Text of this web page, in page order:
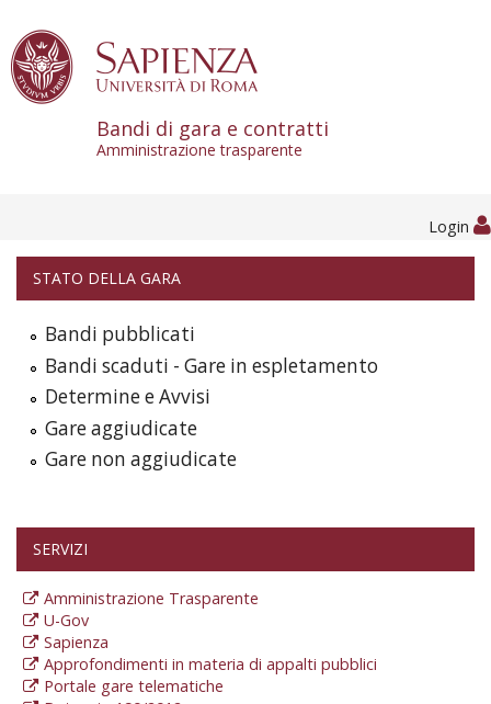
Bandi di gara e contratti
Amministrazione trasparente
Login
STATO DELLA GARA
Bandi pubblicati
Bandi scaduti - Gare in espletamento
Determine e Avvisi
Gare aggiudicate
Gare non aggiudicate
SERVIZI
Amministrazione Trasparente
U-Gov
Sapienza
Approfondimenti in materia di appalti pubblici
Portale gare telematiche